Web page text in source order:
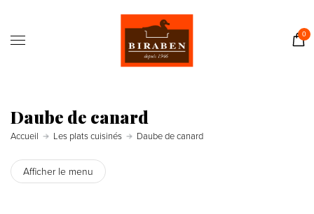
0
Contact
Daube de canard
Accueil Les plats cuisinés Daube de canard
Afficher le menu